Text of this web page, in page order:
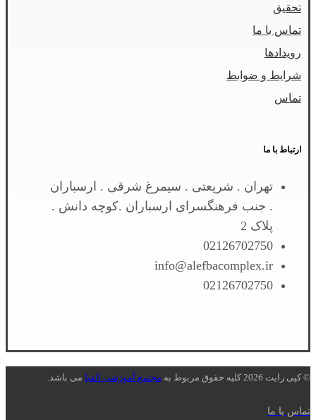
تحقیق
تماس با ما
رویدادها
شرایط و ضوابط
تماس
ارتباط با ما
تهران . شریعتی . سیمرغ شرقی . ارسباران
. جنب فرهنگسرای ارسباران .کوچه دانش .
پلاک 2
02126702750
info@alefbacomplex.ir
02126702750
© کپی رایت 2026 کلیه حقوق مربوط به مجتمع آموزشی الفبا می باشد.
تماس با ما